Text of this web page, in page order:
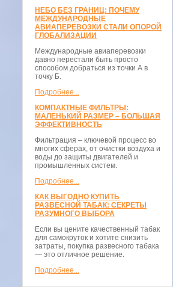
НЕБО БЕЗ ГРАНИЦ: ПОЧЕМУ
МЕЖДУНАРОДНЫЕ
АВИАПЕРЕВОЗКИ СТАЛИ ОПОРОЙ
ГЛОБАЛИЗАЦИИ
Международные авиаперевозки
давно перестали быть просто
способом добраться из точки А в
точку Б.
Подробнее...
КОМПАКТНЫЕ ФИЛЬТРЫ:
МАЛЕНЬКИЙ РАЗМЕР – БОЛЬШАЯ
ЭФФЕКТИВНОСТЬ
Фильтрация – ключевой процесс во
многих сферах, от очистки воздуха и
воды до защиты двигателей и
промышленных систем.
Подробнее...
КАК ВЫГОДНО КУПИТЬ
РАЗВЕСНОЙ ТАБАК: СЕКРЕТЫ
РАЗУМНОГО ВЫБОРА
Если вы цените качественный табак
для самокруток и хотите снизить
затраты, покупка развесного табака
— это отличное решение.
Подробнее...